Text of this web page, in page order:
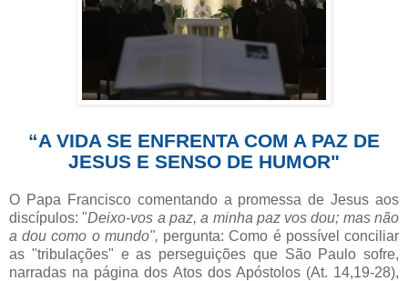
“A VIDA SE ENFRENTA COM A PAZ DE
JESUS E SENSO DE HUMOR"
O Papa Francisco comentando a promessa de Jesus aos
discípulos: "Deixo-vos a paz, a minha paz vos dou; mas não
a dou como o mundo", pergunta: Como é possível conciliar
as "tribulações" e as perseguições que São Paulo sofre,
narradas na página dos Atos dos Apóstolos (At. 14,19-28),